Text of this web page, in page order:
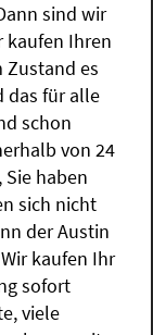
sind wir
kaufen Ihren
Zustand es
das für alle
schon
von 24
haben
sich nicht
der Austin
kaufen Ihr
sofort
viele